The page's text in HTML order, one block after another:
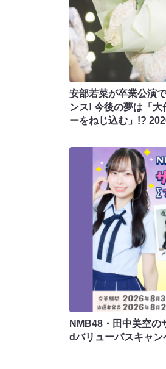
安部若菜が卒業公演
ンス! 今後の夢は「
ーをねじ込む」!?
NMB48・田中美空の
dバリューパスキャン